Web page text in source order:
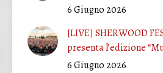
6 Giugno 2026
[LIVE] SHERWOOD
presenta l’edizione
6 Giugno 2026